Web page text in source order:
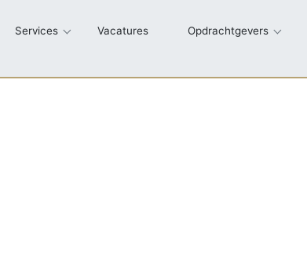
Services Vacatures Opdrachtgevers